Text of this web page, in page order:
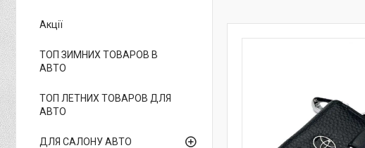
Акції
ТОП ЗИМНИХ ТОВАРОВ В
АВТО
ТОП ЛЕТНИХ ТОВАРОВ ДЛЯ
АВТО
ДЛЯ САЛОНУ АВТО